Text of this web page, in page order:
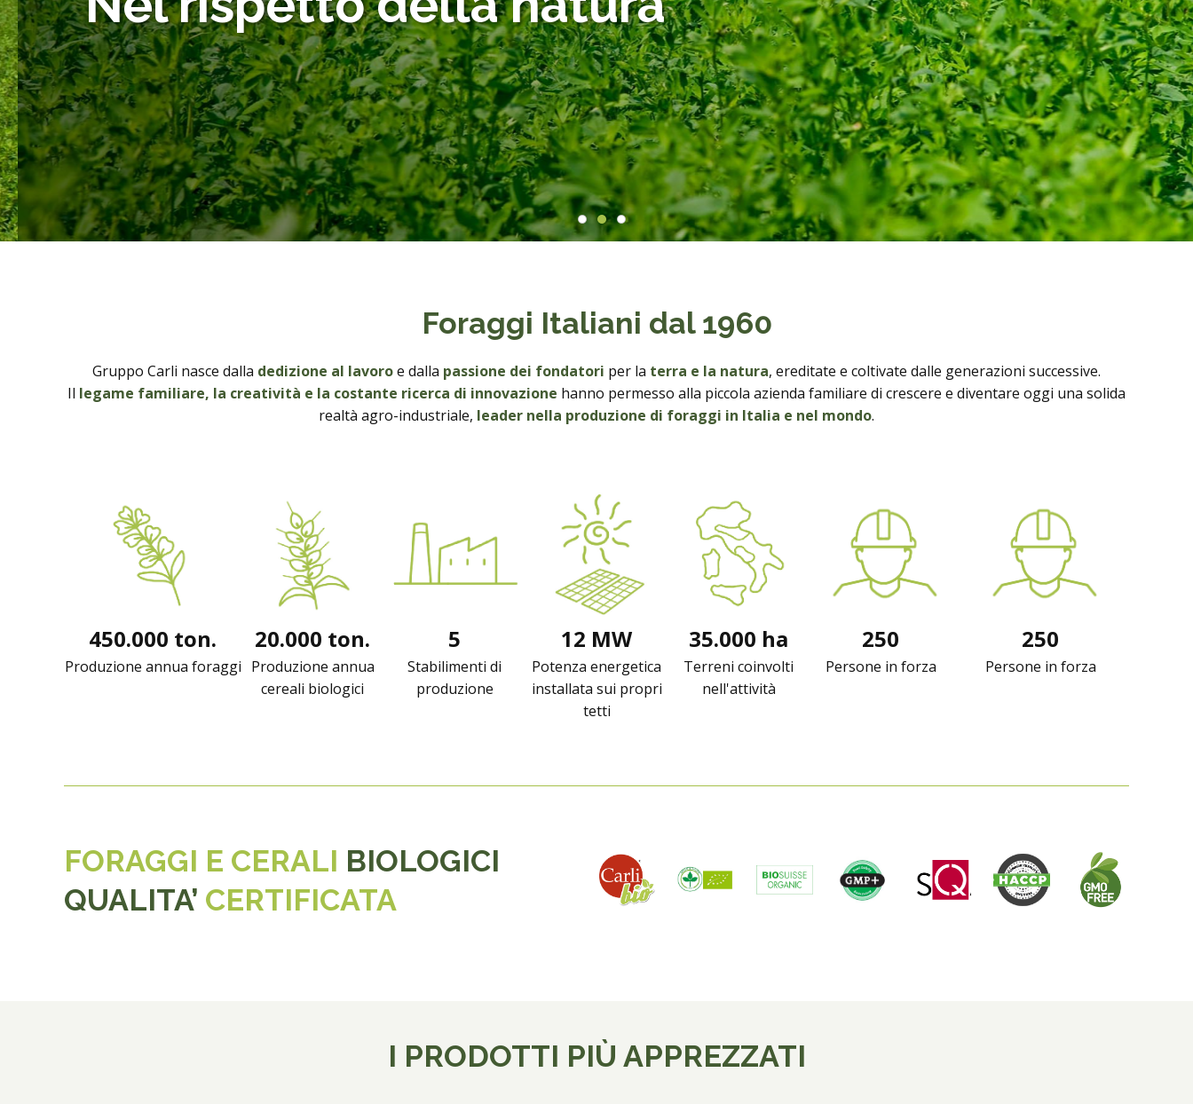
Animals
Products
Foraggi Italiani dal 1960
Gruppo Carli nasce dalla dedizione al lavoroe dalla passione dei fondatori per la terra e la natura, ereditate e coltivate dalle generazioni successive.
Il legame familiare, la creatività e la costante ricerca di innovazione hanno permesso alla piccola azienda familiare di crescere e diventare oggi una solida
realtà agro-industriale, leader nella produzione di foraggi in Italia e nel mondo.
450.000 ton.
Produzione annua foraggi
20.000 ton.
Produzione annua
cereali biologici
5
Stabilimenti di
produzione
12 MW
Potenza energetica
installata sui propri
tetti
35.000 ha
Terreni coinvolti
nell'attività
250
Persone in forza
250
Persone in forza
FORAGGI E CERALI BIOLOGICI
QUALITA’ CERTIFICATA
I PRODOTTI PIÙ APPREZZATI